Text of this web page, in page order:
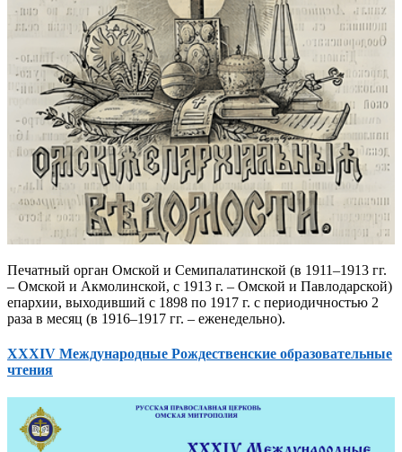
Печатный орган Омской и Семипалатинской (в 1911–1913 гг.
– Омской и Акмолинской, с 1913 г. – Омской и Павлодарской)
епархии, выходивший с 1898 по 1917 г. с периодичностью 2
раза в месяц (в 1916–1917 гг. – еженедельно).
XXXIV Международные Рождественские образовательные
чтения